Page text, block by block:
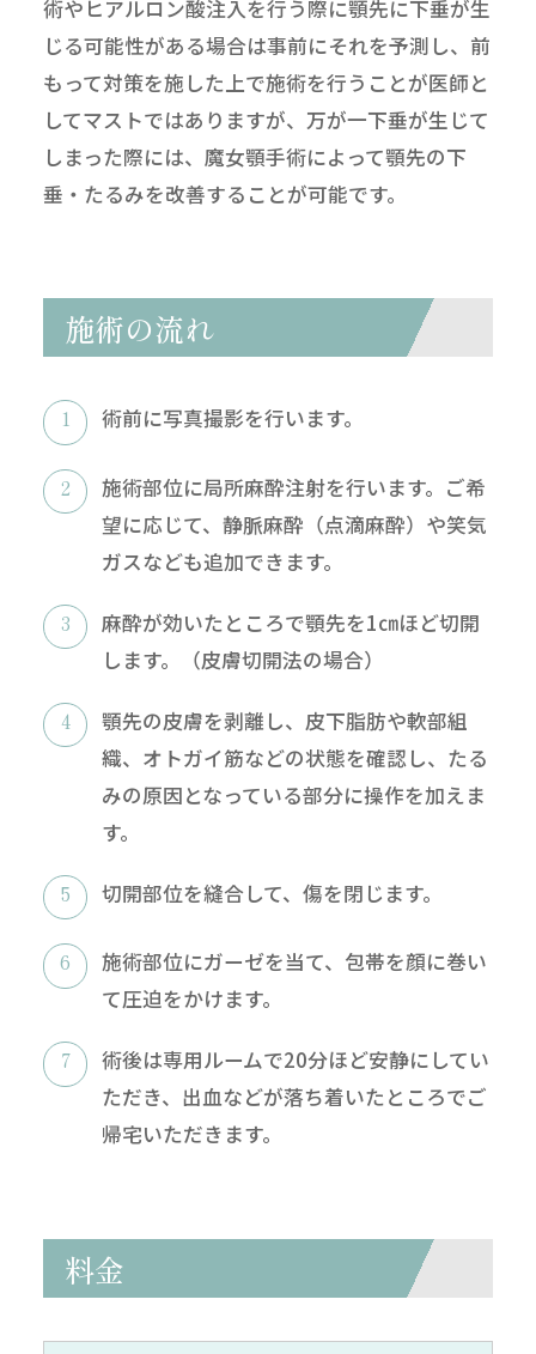
術やヒアルロン酸注入を行う際に顎先に下垂が生
じる可能性がある場合は事前にそれを予測し、前
もって対策を施した上で施術を行うことが医師と
してマストではありますが、万が一下垂が生じて
しまった際には、魔女顎手術によって顎先の下
垂・たるみを改善することが可能です。
施術の流れ
術前に写真撮影を行います。
施術部位に局所麻酔注射を行います。ご希
望に応じて、静脈麻酔（点滴麻酔）や笑気
ガスなども追加できます。
麻酔が効いたところで顎先を1㎝ほど切開
します。（皮膚切開法の場合）
顎先の皮膚を剥離し、皮下脂肪や軟部組
織、オトガイ筋などの状態を確認し、たる
みの原因となっている部分に操作を加えま
す。
切開部位を縫合して、傷を閉じます。
施術部位にガーゼを当て、包帯を顔に巻い
て圧迫をかけます。
術後は専用ルームで20分ほど安静にしてい
ただき、出血などが落ち着いたところでご
帰宅いただきます。
料金